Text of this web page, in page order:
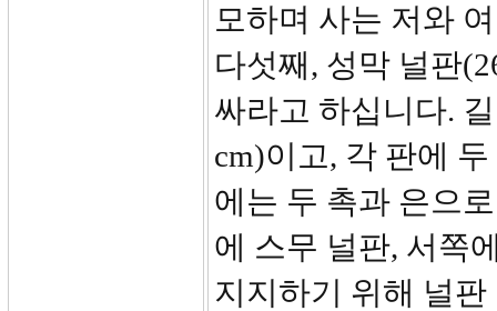
모하며 사는 저와
다섯째, 성막 널판
싸라고 하십니다.
cm)이고, 각 판에
에는 두 촉과 은으
에 스무 널판, 서쪽
지지하기 위해 널